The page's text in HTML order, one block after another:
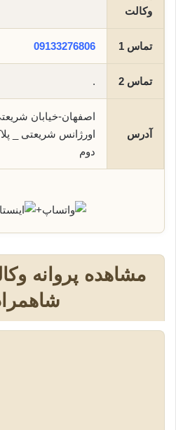
وکالت
تماس 1 09133276806
تماس 2 .
آدرس
اصفهان-خیابان
دوم
+
مشاهده پروانه